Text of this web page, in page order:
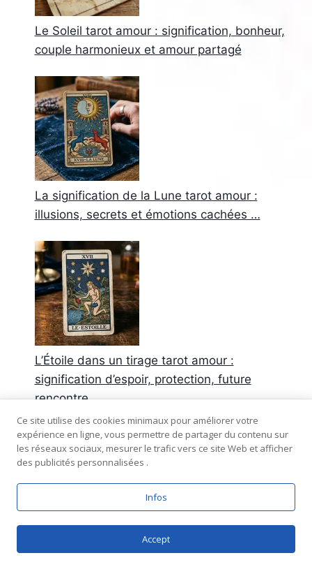
Le Soleil tarot amour : signification, bonheur,
couple harmonieux et amour partagé
La signification de la Lune tarot amour :
illusions, secrets et émotions cachées …
L’Étoile dans un tirage tarot amour :
signification d’espoir, protection, future
rencontre
Commentaires récents
Aucun commentaire à afficher.
légales-confidentialité
Ce site utilise des cookies minimaux pour améliorer votre
expérience en ligne, vous permettre de partager du contenu sur
les réseaux sociaux, mesurer le trafic vers ce site Web et afficher
des publicités personnalisées .
Infos
Accept